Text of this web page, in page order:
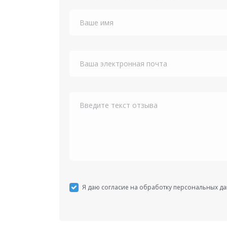
Я даю согласие на обработку персональных